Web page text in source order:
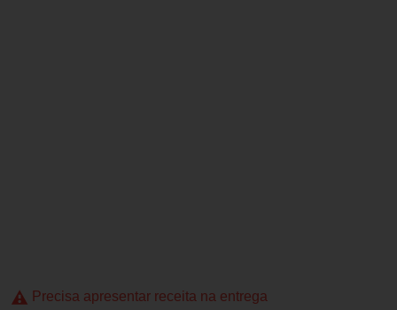
Precisa apresentar receita na entrega